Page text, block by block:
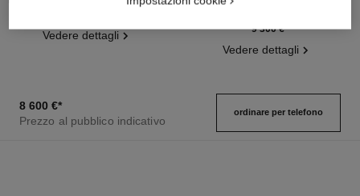
Vedere dettagli
Ref. H7020 9 300 €*
Vedere dettagli
8 600 €*
Prezzo al pubblico indicativo
ordinare per telefono